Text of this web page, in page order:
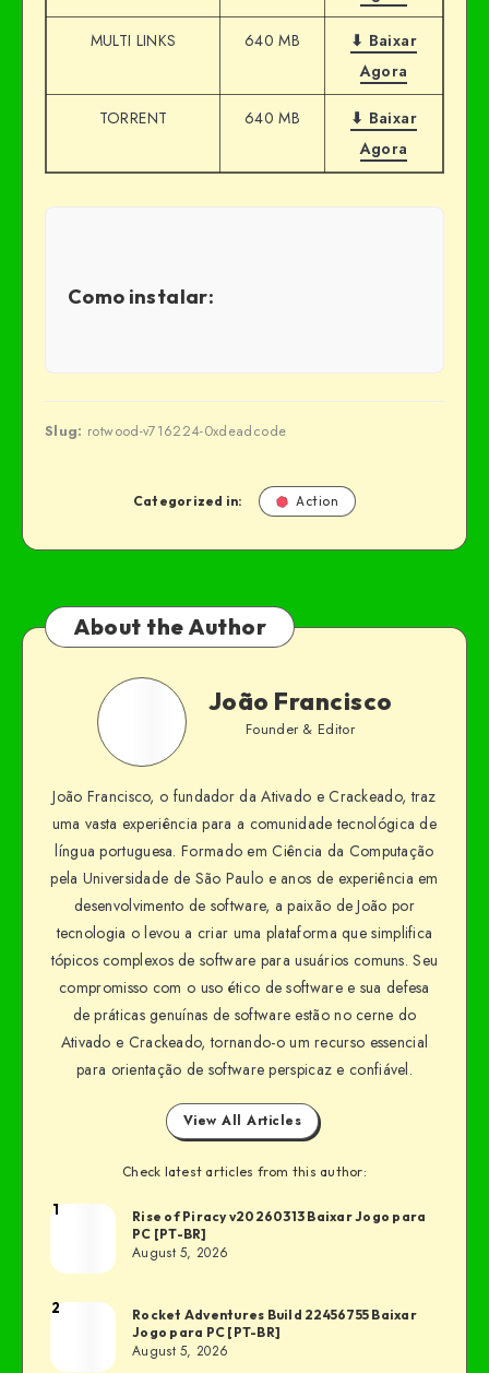
MULTI LINKS 640 MB
⬇ Baixar
Agora
TORRENT 640 MB
⬇ Baixar
Agora
Como instalar:
Slug: rotwood-v716224-0xdeadcode
Categorized in: Action
About the Author
João Francisco
Founder & Editor
João Francisco, o fundador da Ativado e Crackeado, traz
uma vasta experiência para a comunidade tecnológica de
língua portuguesa. Formado em Ciência da Computação
pela Universidade de São Paulo e anos de experiência em
desenvolvimento de software, a paixão de João por
tecnologia o levou a criar uma plataforma que simplifica
tópicos complexos de software para usuários comuns. Seu
compromisso com o uso ético de software e sua defesa
de práticas genuínas de software estão no cerne do
Ativado e Crackeado, tornando-o um recurso essencial
para orientação de software perspicaz e confiável.
View All Articles
Check latest articles from this author:
1
Rise of Piracy v20260313 Baixar Jogo para
PC [PT-BR]
August 5, 2026
2
Rocket Adventures Build 22456755 Baixar
Jogo para PC [PT-BR]
August 5, 2026